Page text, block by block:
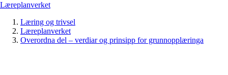
Læreplanverket
Læring og trivsel
Læreplanverket
Overordna del – verdiar og prinsipp for grunnopplæringa